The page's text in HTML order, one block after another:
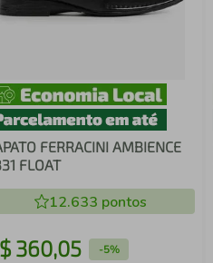
FERRACINI AMBIENCE
FLOAT
12.633 pontos
360,05 -5%